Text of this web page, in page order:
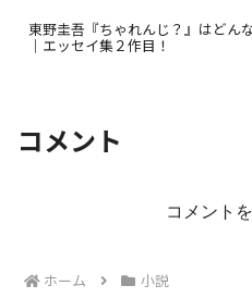
東野圭吾『ちゃれんじ？』はどん
｜エッセイ集２作目！
コメント
コメント
ホーム 小説